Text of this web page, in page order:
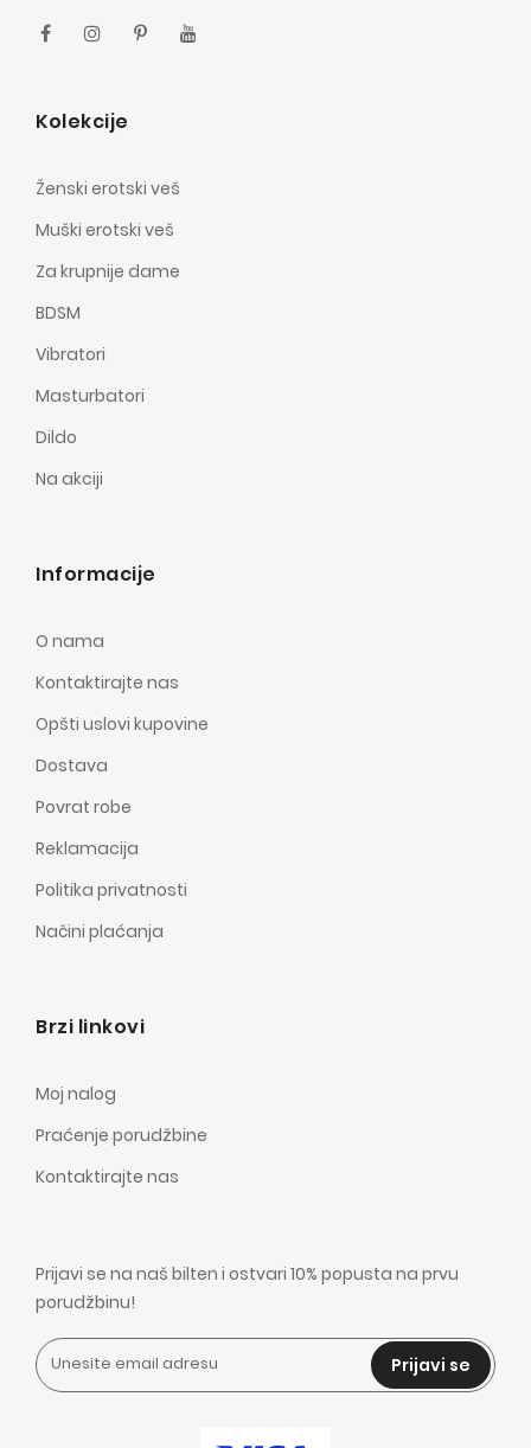
Kolekcije
Ženski erotski veš
Muški erotski veš
Za krupnije dame
BDSM
Vibratori
Masturbatori
Dildo
Na akciji
Informacije
O nama
Kontaktirajte nas
Opšti uslovi kupovine
Dostava
Povrat robe
Reklamacija
Politika privatnosti
Načini plaćanja
Brzi linkovi
Moj nalog
Praćenje porudžbine
Kontaktirajte nas
Prijavi se na naš bilten i ostvari 10% popusta na prvu
porudžbinu!
Prijavi se